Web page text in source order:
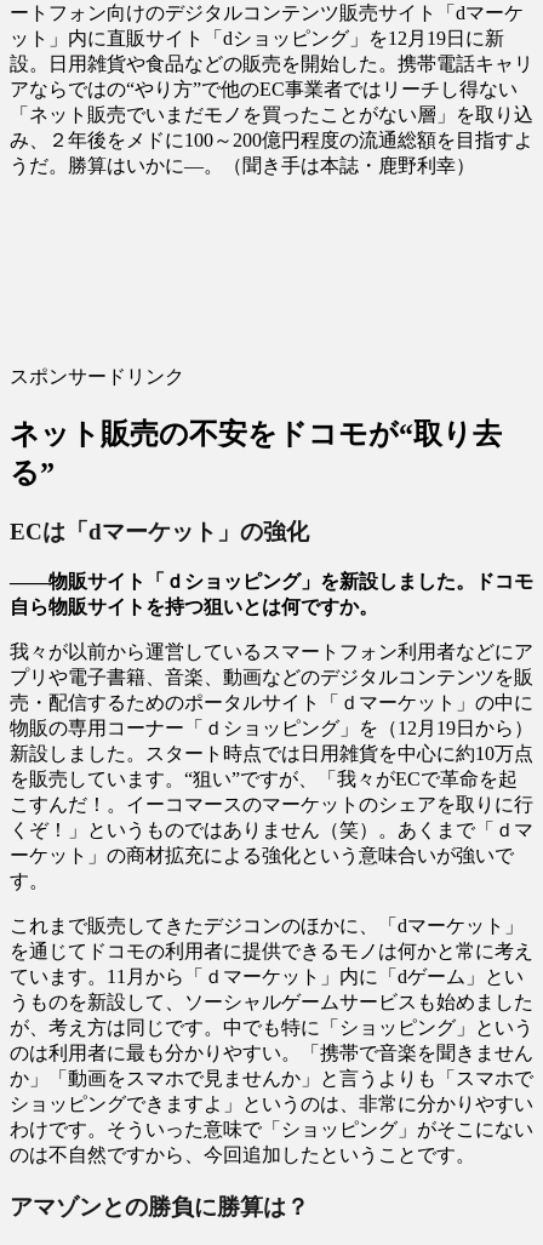
ートフォン向けのデジタルコンテンツ販売サイト「dマーケ
ット」内に直販サイト「dショッピング」を12月19日に新
設。日用雑貨や食品などの販売を開始した。携帯電話キャリ
アならではの“やり方”で他のEC事業者ではリーチし得ない
「ネット販売でいまだモノを買ったことがない層」を取り込
み、２年後をメドに100～200億円程度の流通総額を目指すよ
うだ。勝算はいかに―。（聞き手は本誌・鹿野利幸）
スポンサードリンク
ネット販売の不安をドコモが“取り去
る”
ECは「dマーケット」の強化
――物販サイト「ｄショッピング」を新設しました。ドコモ
自ら物販サイトを持つ狙いとは何ですか。
我々が以前から運営しているスマートフォン利用者などにア
プリや電子書籍、音楽、動画などのデジタルコンテンツを販
売・配信するためのポータルサイト「ｄマーケット」の中に
物販の専用コーナー「ｄショッピング」を（12月19日から）
新設しました。スタート時点では日用雑貨を中心に約10万点
を販売しています。“狙い”ですが、「我々がECで革命を起
こすんだ！。イーコマースのマーケットのシェアを取りに行
くぞ！」というものではありません（笑）。あくまで「ｄマ
ーケット」の商材拡充による強化という意味合いが強いで
す。
これまで販売してきたデジコンのほかに、「dマーケット」
を通じてドコモの利用者に提供できるモノは何かと常に考え
ています。11月から「ｄマーケット」内に「dゲーム」とい
うものを新設して、ソーシャルゲームサービスも始めました
が、考え方は同じです。中でも特に「ショッピング」という
のは利用者に最も分かりやすい。「携帯で音楽を聞きません
か」「動画をスマホで見ませんか」と言うよりも「スマホで
ショッピングできますよ」というのは、非常に分かりやすい
わけです。そういった意味で「ショッピング」がそこにない
のは不自然ですから、今回追加したということです。
アマゾンとの勝負に勝算は？